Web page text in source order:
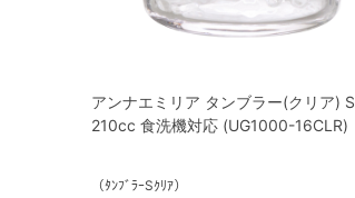
アンナエミリア タンブラー(クリア) S
210cc 食洗機対応 (UG1000-16CLR)
（ﾀﾝﾌﾞﾗｰSｸﾘｱ）